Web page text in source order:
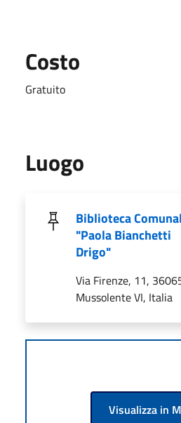
Costo
Gratuito
Luogo
Biblioteca
"Paola Bianchetti
Drigo"
Via Firenze, 11,
Mussolente VI, Italia
Visualizza in